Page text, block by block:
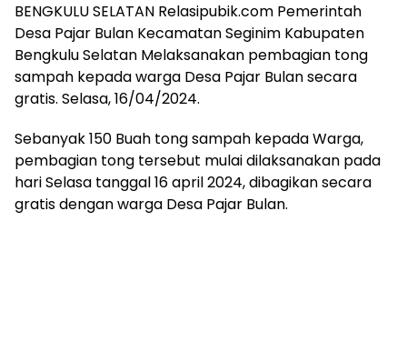
BENGKULU SELATAN Relasipubik.com Pemerintah
Desa Pajar Bulan Kecamatan Seginim Kabupaten
Bengkulu Selatan Melaksanakan pembagian tong
sampah kepada warga Desa Pajar Bulan secara
gratis. Selasa, 16/04/2024.
Sebanyak 150 Buah tong sampah kepada Warga,
pembagian tong tersebut mulai dilaksanakan pada
hari Selasa tanggal 16 april 2024, dibagikan secara
gratis dengan warga Desa Pajar Bulan.